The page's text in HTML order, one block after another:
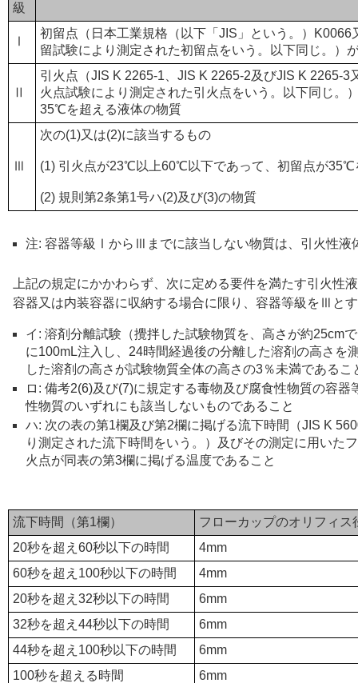
級
Ⅰ
初留点（日本工業規格（以下「JIS」という。）K0066
留試験により測定された初留点をいう。以下同じ。）
Ⅱ
引火点（JIS K 2265-1、JIS K 2265-2及びJIS K 2265-3
火点試験により測定された引火点をいう。以下同じ。
35℃を超える液体の物質
Ⅲ
次の(1)又は(2)に該当するもの
(1) 引火点が23℃以上60℃以下であって、初留点が35℃
(2) 規則第2条第1号ハ(2)及び(3)の物質
注: 容器等級ⅠからⅢまでに該当しない物質は、引火性液
上記の規定にかかわらず、次に定める要件を満たす引火性
容器又は内装容器に収納する場合に限り、容器等級をⅢと
イ: 溶剤分離試験（攪拌した試験物質を、高さが約25cm
に100mL注入し、24時間経過後の分離した溶剤の高さを
した溶剤の高さが試験物質全体の高さの3％未満であるこ
ロ: 備考2(6)及び(7)に規定する毒物及び腐食性物質の容
性物質のいずれにも該当しないものであること
ハ: 次の表の第1欄及び第2欄に掲げる流下時間（JIS K
り測定された流下時間をいう。）及びその測定に用いた
火点が同表の第3欄に掲げる温度であること
流下時間（第1欄）
フローカップのオリフィス
20秒を超え60秒以下の時間
4mm
60秒を超え100秒以下の時間
4mm
20秒を超え32秒以下の時間
6mm
32秒を超え44秒以下の時間
6mm
44秒を超え100秒以下の時間
6mm
100秒を超える時間
6mm